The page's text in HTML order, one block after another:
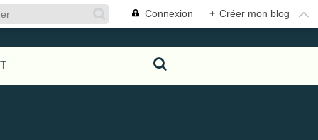
Connexion + Créer mon blog